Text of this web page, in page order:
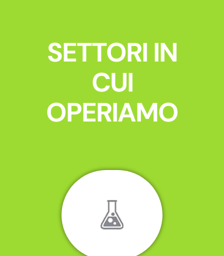
SETTORI IN
CUI
OPERIAMO